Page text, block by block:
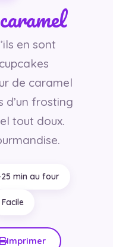
en sont
de caramel
d’un frosting
tout doux.
min au four
Facile
Imprimer